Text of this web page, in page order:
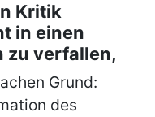
Kritik
in einen
zu verfallen,
Grund:
des